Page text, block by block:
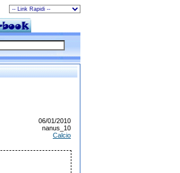
06/01/2010
nanus_10
Calcio